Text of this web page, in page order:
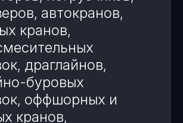
автокранов,
кранов,
драглайнов,
буровых
оффшорных и
кранов,